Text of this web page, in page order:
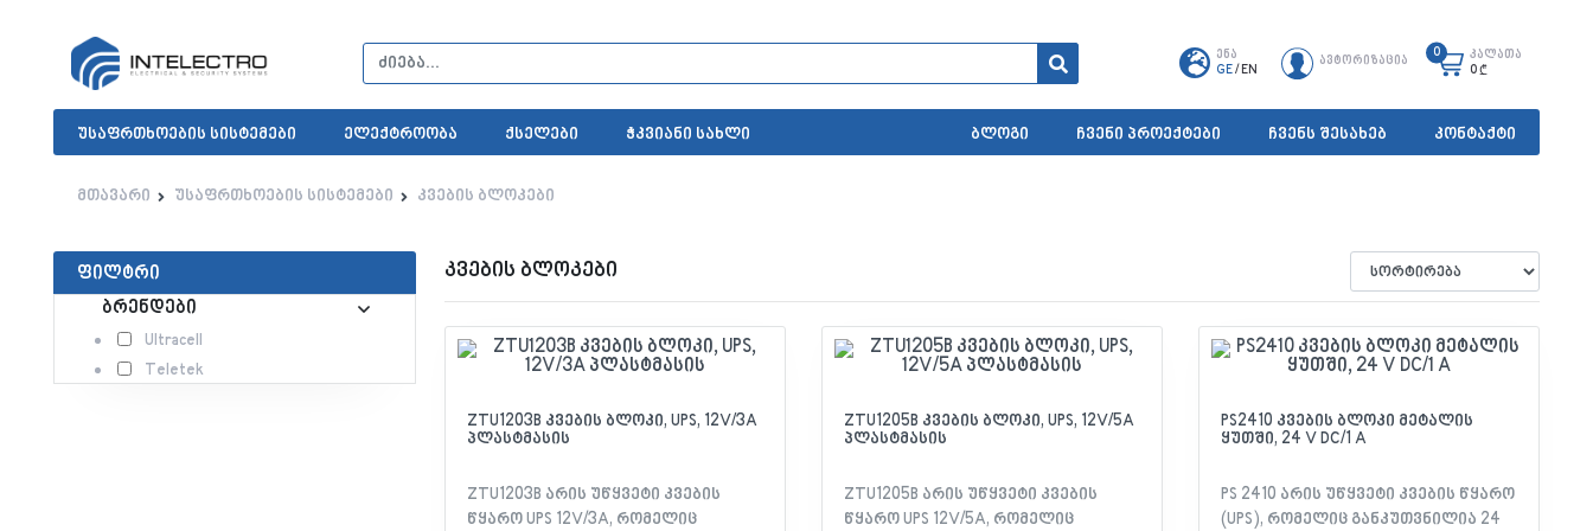
ენა
GE/EN
ავტორიზაცია
0
კალათა
0₾
უსაფრთხოების სისტემები ელექტროობა ქსელები ჭკვიანი სახლი ბლოგი ჩვენი პროექტები ჩვენს შესახებ კონტაქტი
მთავარი უსაფრთხოების სისტემები კვების ბლოკები
ფილტრი
ბრენდები
Ultracell
Teletek
კვების ბლოკები
ZTU1203B კვების ბლოკი, UPS, 12V/3A
პლასტმასის
ZTU1203B არის უწყვეტი კვების
წყარო UPS 12V/3A, რომელიც
ZTU1205B კვების ბლოკი, UPS, 12V/5A
პლასტმასის
ZTU1205B არის უწყვეტი კვების
წყარო UPS 12V/5A, რომელიც
PS2410 კვების ბლოკი მეტალის
ყუთში, 24 V DC/1 A
PS 2410 არის უწყვეტი კვების წყარო
(UPS), რომელიც განკუთვნილია 24